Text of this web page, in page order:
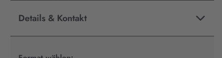
Details & Kontakt